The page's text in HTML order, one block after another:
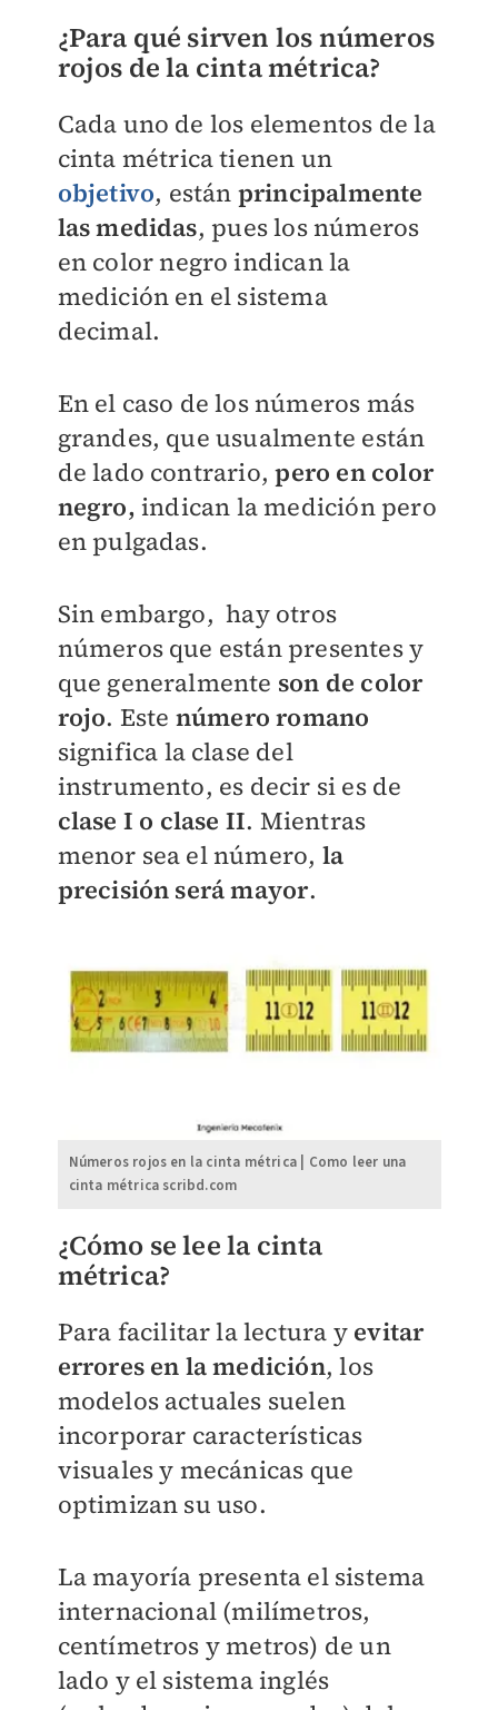
¿Para qué sirven los números
rojos de la cinta métrica?
Cada uno de los elementos de la
cinta métrica tienen un
objetivo, están principalmente
las medidas, pues los números
en color negro indican la
medición en el sistema
decimal.
En el caso de los números más
grandes, que usualmente están
de lado contrario,pero en color
negro, indican la medición pero
en pulgadas.
Sin embargo, hay otros
números que están presentes y
que generalmente son de color
rojo. Este número romano
significa la clase del
instrumento, es decir si es de
clase I o clase II. Mientras
menor sea el número, la
precisión será mayor.
Números rojos en la cinta métrica | Como leer una
cinta métrica scribd.com
¿Cómo se lee la cinta
métrica?
Para facilitar la lectura yevitar
errores en la medición, los
modelos actuales suelen
incorporar características
visuales y mecánicas que
optimizan su uso.
La mayoría presenta el sistema
internacional (milímetros,
centímetros y metros) de un
lado y el sistema inglés